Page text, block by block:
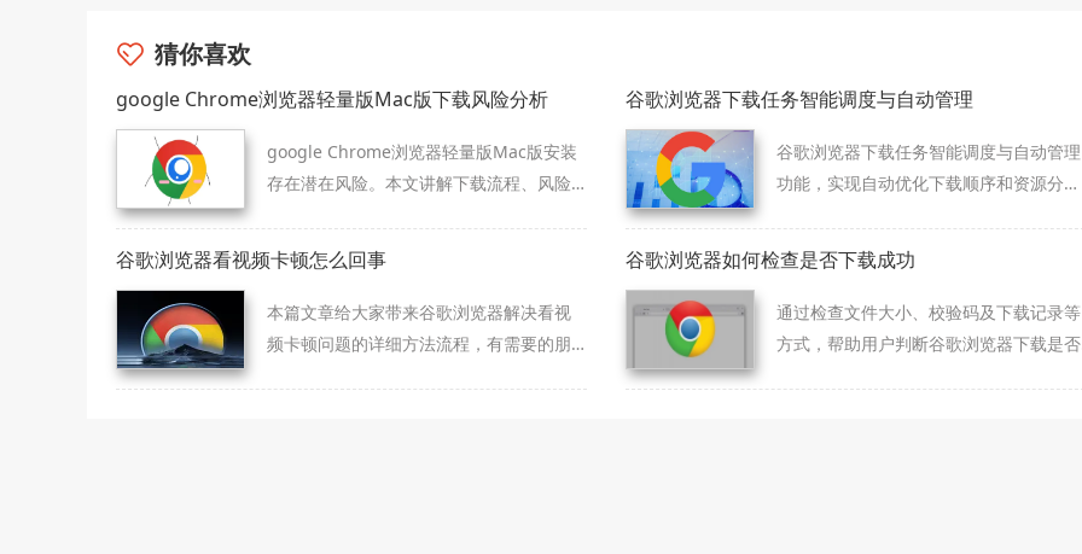
猜你喜欢
google Chrome浏览器轻量版Mac版下载风险分析
google Chrome浏览器轻量版Mac版安装
存在潜在风险。本文讲解下载流程、风险
安装并使用浏览器。
谷歌浏览器下载任务智能调度与自动管理
谷歌浏览器下载任务智能调度与自动管理
功能，实现自动优化下载顺序和资源分
谷歌浏览器看视频卡顿怎么回事
本篇文章给大家带来谷歌浏览器解决看视
频卡顿问题的详细方法流程，有需要的朋
谷歌浏览器如何检查是否下载成功
通过检查文件大小、校验码及下载记录等
方式，帮助用户判断谷歌浏览器下载是否